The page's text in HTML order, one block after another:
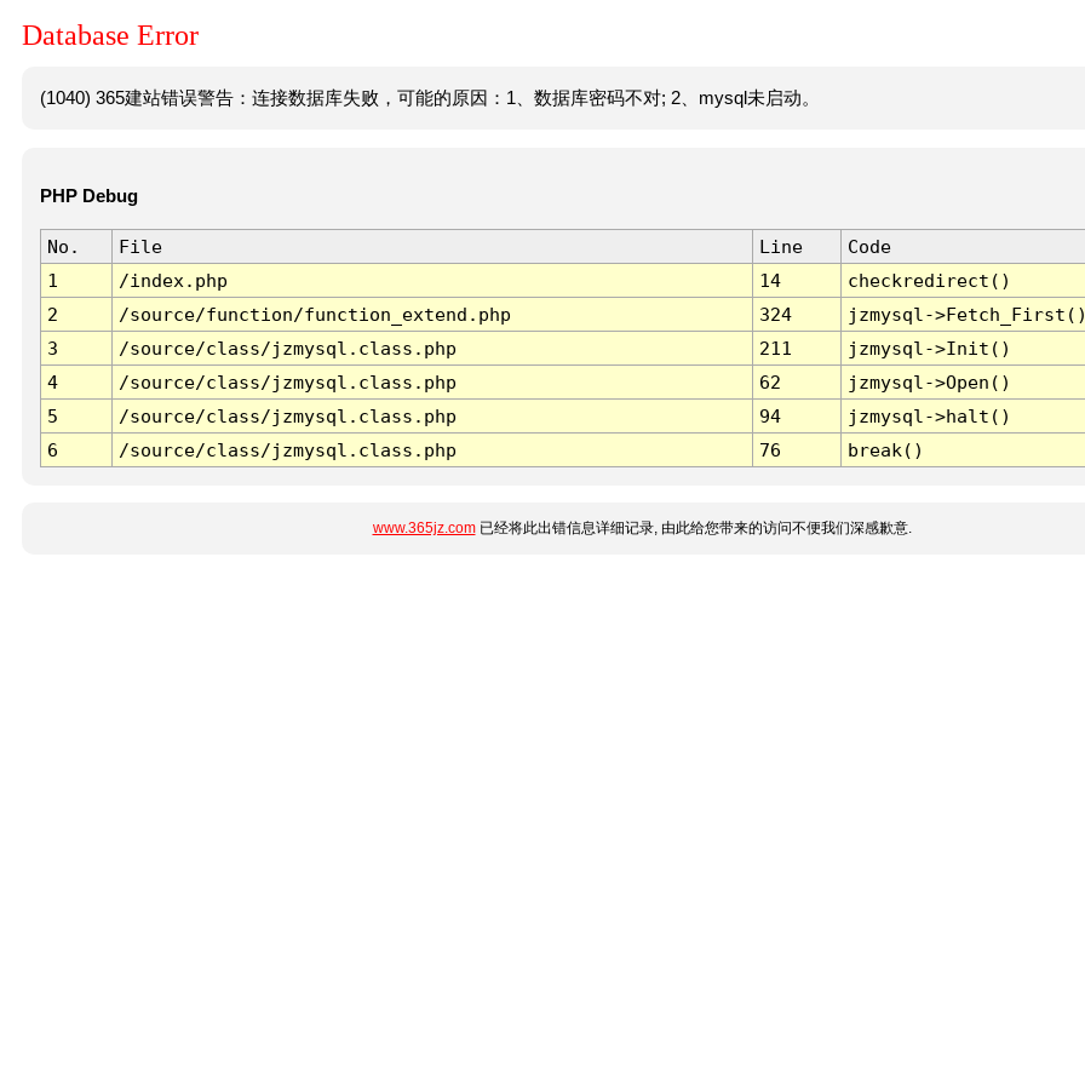
Database Error
(1040) 365建站错误警告：连接数据库失败，可能的原因：1、数据库密码不对; 2、mysql未启动。
PHP Debug
No. File Line
Code
1
/index.php 14
checkredirect()
2
/source/function/function_extend.php 324
jzmysql-
3
/source/class/jzmysql.class.php 211
jzmysql->Init()
4
/source/class/jzmysql.class.php 62
jzmysql->Open()
5
/source/class/jzmysql.class.php 94
jzmysql->halt()
6
/source/class/jzmysql.class.php 76 break()
www.365jz.com已经将此出错信息详细记录, 由此给您带来的访问不便我们深感歉意.